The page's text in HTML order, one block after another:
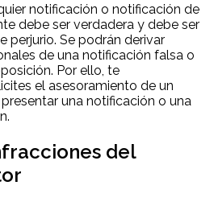
notificación o notificación de
debe ser verdadera y debe ser
perjurio. Se podrán derivar
de una notificación falsa o
Por ello, te
el asesoramiento de un
una notificación o una
del